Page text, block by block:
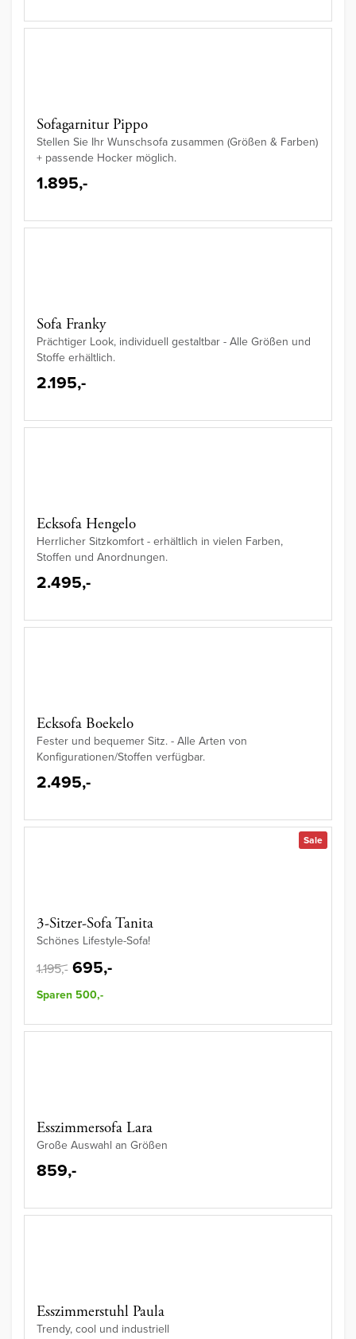
Sofagarnitur Pippo
Stellen Sie Ihr Wunschsofa zusammen (Größen & Farben)
+ passende Hocker möglich.
1.895,-
Sofa Franky
Prächtiger Look, individuell gestaltbar - Alle Größen und
Stoffe erhältlich.
2.195,-
Ecksofa Hengelo
Herrlicher Sitzkomfort - erhältlich in vielen Farben,
Stoffen und Anordnungen.
2.495,-
Ecksofa Boekelo
Fester und bequemer Sitz. - Alle Arten von
Konfigurationen/Stoffen verfügbar.
2.495,-
Sale
3-Sitzer-Sofa Tanita
Schönes Lifestyle-Sofa!
1.195,- 695,-
Sparen 500,-
Esszimmersofa Lara
Große Auswahl an Größen
859,-
Esszimmerstuhl Paula
Trendy, cool und industriell